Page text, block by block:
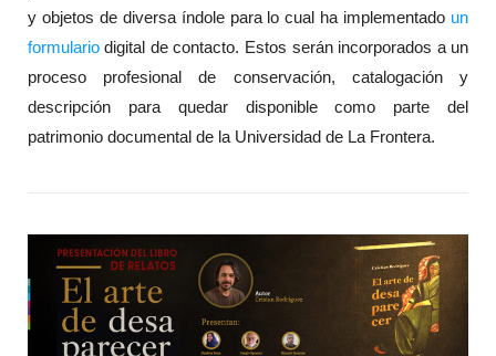
y objetos de diversa índole para lo cual ha implementado un
formulariodigital de contacto. Estos serán incorporados a un
proceso profesional de conservación, catalogación y
descripción para quedar disponible como parte del
patrimonio documental de la Universidad de La Frontera.